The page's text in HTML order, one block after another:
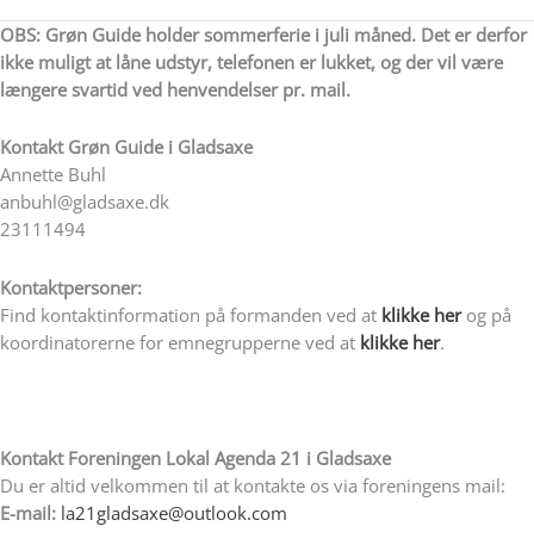
OBS: Grøn Guide holder sommerferie i juli måned. Det er derfor
ikke muligt at låne udstyr, telefonen er lukket, og der vil være
længere svartid ved henvendelser pr. mail.
Kontakt Grøn Guide i Gladsaxe
Annette Buhl
anbuhl@gladsaxe.dk
23111494
Kontaktpersoner:
Find kontaktinformation på formanden ved at klikke herog på
koordinatorerne for emnegrupperne ved at klikke her.
Kontakt Foreningen Lokal Agenda 21 i Gladsaxe
Du er altid velkommen til at kontakte os via foreningens mail:
E-mail: la21gladsaxe@outlook.com